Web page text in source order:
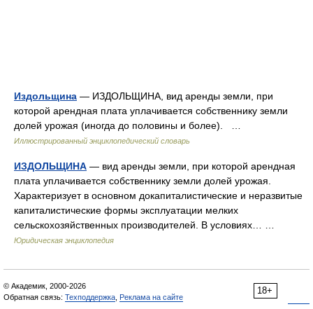
Издольщина — ИЗДОЛЬЩИНА, вид аренды земли, при
которой арендная плата уплачивается собственнику земли
долей урожая (иногда до половины и более). …
Иллюстрированный энциклопедический словарь
ИЗДОЛЬЩИНА — вид аренды земли, при которой арендная
плата уплачивается собственнику земли долей урожая.
Характеризует в основном докапиталистические и неразвитые
капиталистические формы эксплуатации мелких
сельскохозяйственных производителей. В условиях… …
Юридическая энциклопедия
18+
© Академик, 2000-2026
Обратная связь: Техподдержка Реклама на сайте